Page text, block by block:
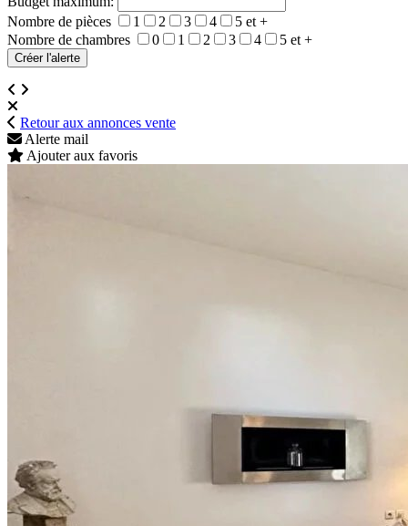
Nombre de pièces
1 2 3 4
5 et +
Nombre de chambres
0 1 2 3 4 5 et +
Retour aux annonces vente
Alerte mail
Ajouter aux favoris